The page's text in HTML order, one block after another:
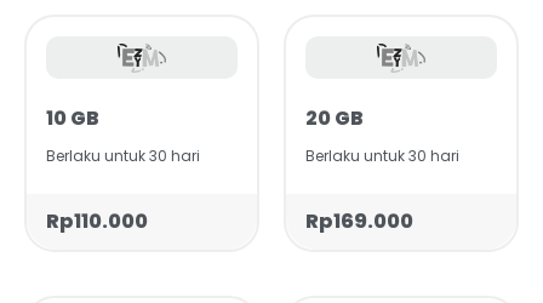
10 GB
Berlaku untuk 30 hari
Rp110.000
20 GB
Berlaku untuk 30 hari
Rp169.000